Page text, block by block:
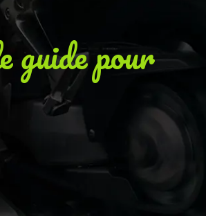
guide pour